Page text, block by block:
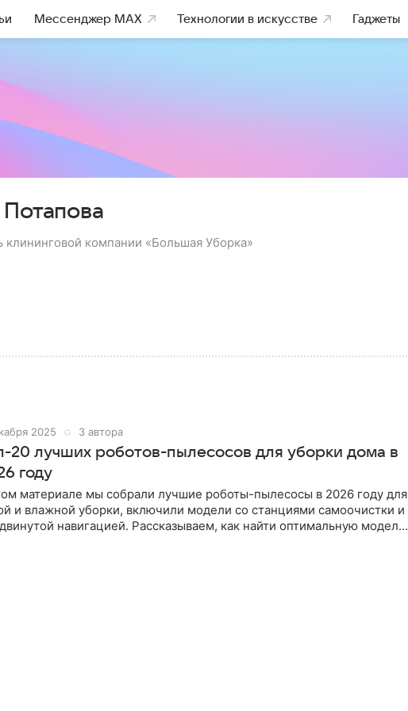
Мессенджер MAX Технологии в искусстве Гаджеты
клининговой компании «Большая Уборка»
2025 3 автора
20 лучших роботов-пылесосов для уборки дома в
году
материале мы собрали лучшие роботы-пылесосы в 2026 году для
и влажной уборки, включили модели со станциями самоочистки и
навигацией. Рассказываем, как найти оптимальную модель